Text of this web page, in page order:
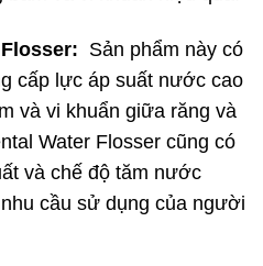
Sản phẩm này có
cấp lực áp suất nước cao
và vi khuẩn giữa răng và
Water Flosser cũng có
và chế độ tăm nước
cầu sử dụng của người